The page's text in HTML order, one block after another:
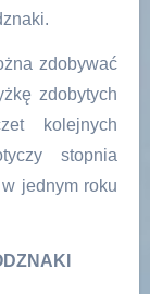
zdobywać
zdobytych
kolejnych
stopnia
jednym roku